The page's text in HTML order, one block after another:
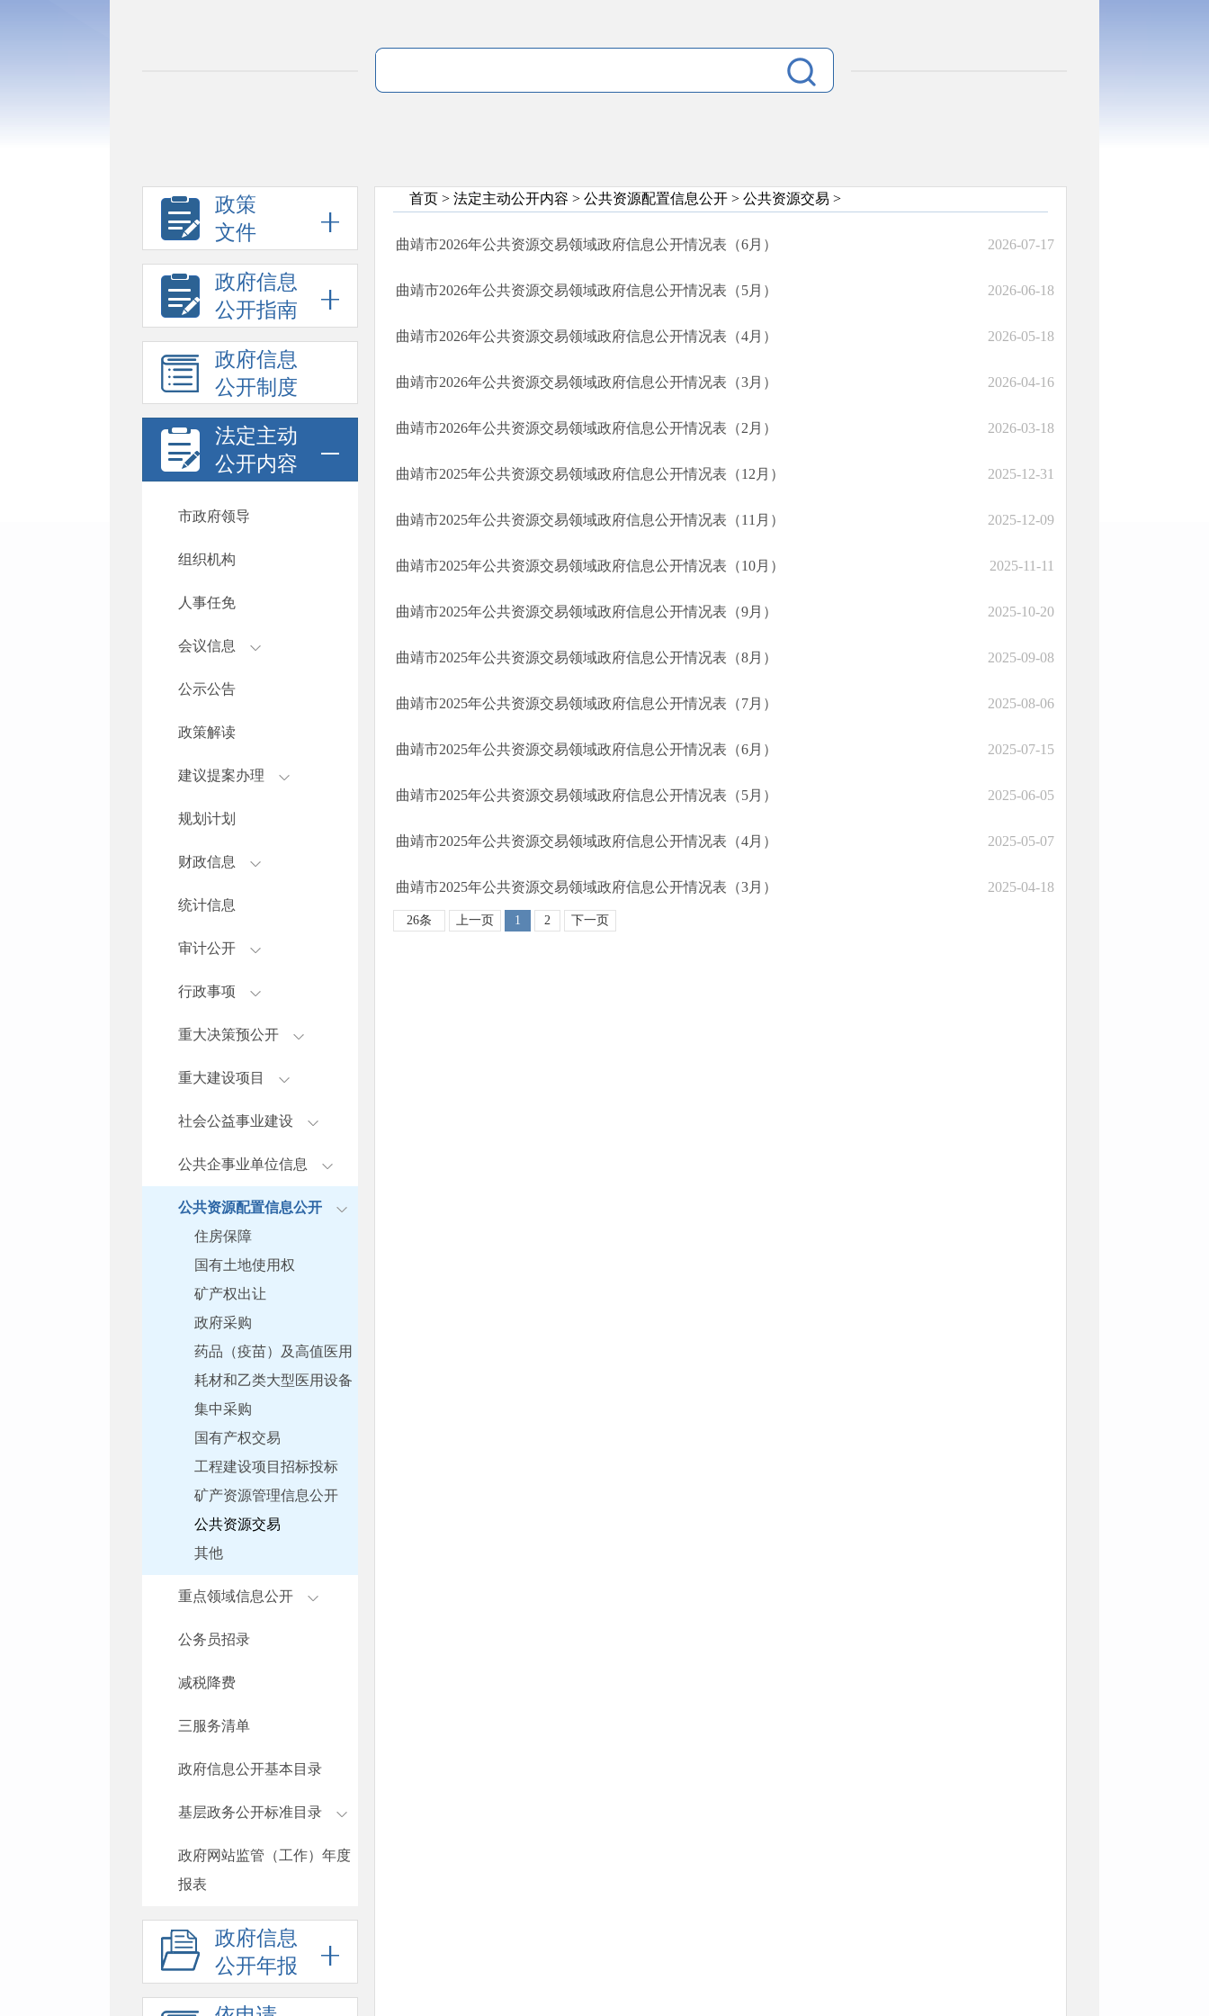
政策
文件
政府信息
公开指南
政府信息
公开制度
法定主动
公开内容
市政府领导
组织机构
人事任免
会议信息
公示公告
政策解读
建议提案办理
规划计划
财政信息
统计信息
审计公开
行政事项
重大决策预公开
重大建设项目
社会公益事业建设
公共企事业单位信息
公共资源配置信息公开
住房保障
国有土地使用权
矿产权出让
政府采购
药品（疫苗）及高值医用
耗材和乙类大型医用设备
集中采购
国有产权交易
工程建设项目招标投标
矿产资源管理信息公开
公共资源交易
其他
重点领域信息公开
公务员招录
减税降费
三服务清单
政府信息公开基本目录
基层政务公开标准目录
政府网站监管（工作）年度
报表
政府信息
公开年报
首页 > 法定主动公开内容 > 公共资源配置信息公开 > 公共资源交易 >
曲靖市2026年公共资源交易领域政府信息公开情况表（6月） 2026-07-17
曲靖市2026年公共资源交易领域政府信息公开情况表（5月） 2026-06-18
曲靖市2026年公共资源交易领域政府信息公开情况表（4月） 2026-05-18
曲靖市2026年公共资源交易领域政府信息公开情况表（3月） 2026-04-16
曲靖市2026年公共资源交易领域政府信息公开情况表（2月） 2026-03-18
曲靖市2025年公共资源交易领域政府信息公开情况表（12月） 2025-12-31
曲靖市2025年公共资源交易领域政府信息公开情况表（11月） 2025-12-09
曲靖市2025年公共资源交易领域政府信息公开情况表（10月） 2025-11-11
曲靖市2025年公共资源交易领域政府信息公开情况表（9月） 2025-10-20
曲靖市2025年公共资源交易领域政府信息公开情况表（8月） 2025-09-08
曲靖市2025年公共资源交易领域政府信息公开情况表（7月） 2025-08-06
曲靖市2025年公共资源交易领域政府信息公开情况表（6月） 2025-07-15
曲靖市2025年公共资源交易领域政府信息公开情况表（5月） 2025-06-05
曲靖市2025年公共资源交易领域政府信息公开情况表（4月） 2025-05-07
曲靖市2025年公共资源交易领域政府信息公开情况表（3月） 2025-04-18
26条 上一页 1 2 下一页